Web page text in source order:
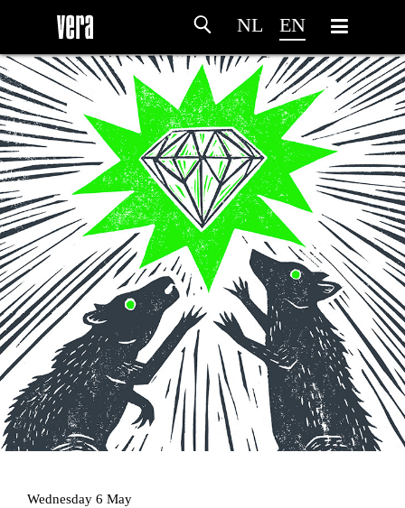
NL EN
HOMEAGENDA ARTDIVISION
PHOTOSNEWS INFO WEBSHOP
Wednesday 6 May